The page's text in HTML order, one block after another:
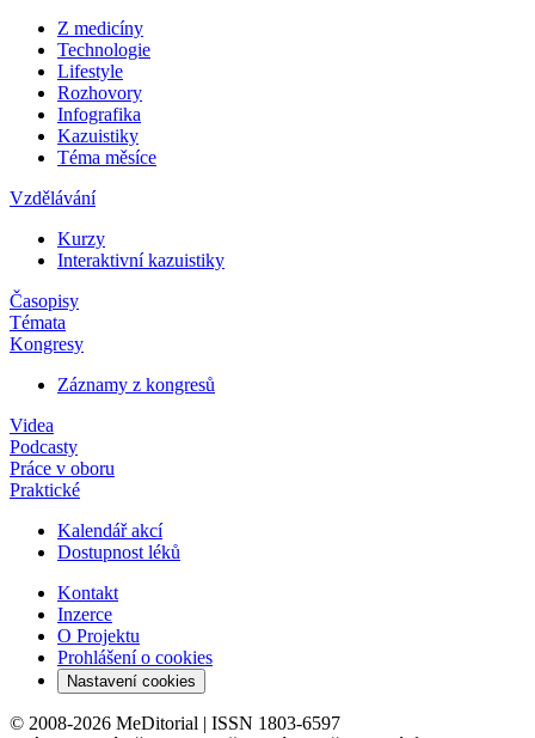
Z medicíny
Technologie
Lifestyle
Rozhovory
Infografika
Kazuistiky
Téma měsíce
Vzdělávání
Kurzy
Interaktivní kazuistiky
Časopisy
Témata
Kongresy
Záznamy z kongresů
Videa
Podcasty
Práce v oboru
Praktické
Kalendář akcí
Dostupnost léků
Kontakt
Inzerce
O Projektu
Prohlášení o cookies
Nastavení cookies
© 2008-2026 MeDitorial | ISSN 1803-6597